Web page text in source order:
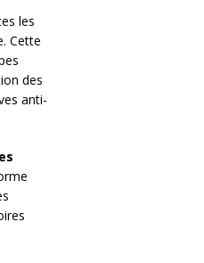
les
Cette
des
anti-